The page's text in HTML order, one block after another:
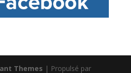
Themes | Propulsé par